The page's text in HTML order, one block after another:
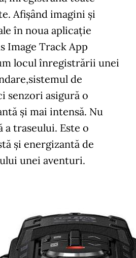
Afişând imagini şi
în noua aplicaţie
Image Track App
locul înregistrării unei
de
senzori asigură o
şi mai intensă. Nu
a traseului. Este o
şi energizantă de
unei aventuri.